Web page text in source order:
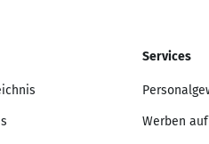
Services
Werben auf